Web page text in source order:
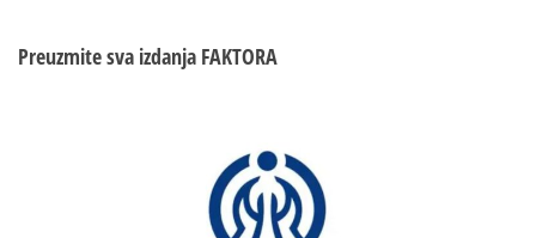
Preuzmite sva izdanja FAKTORA